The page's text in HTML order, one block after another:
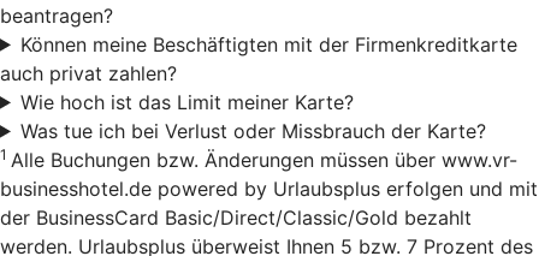
beantragen?
Können meine Beschäftigten mit der Firmenkreditkarte
auch privat zahlen?
Wie hoch ist das Limit meiner Karte?
Was tue ich bei Verlust oder Missbrauch der Karte?
1 Alle Buchungen bzw. Änderungen müssen über www.vr-
businesshotel.de powered by Urlaubsplus erfolgen und mit
der BusinessCard Basic/Direct/Classic/Gold bezahlt
werden. Urlaubsplus überweist Ihnen 5 bzw. 7 Prozent des